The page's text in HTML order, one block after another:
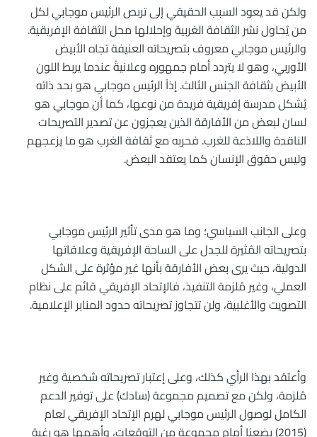
ولكن قد يعود السبب الحقيقي إلى تربص الرئيس موجابي لكل
من يُحاول نشر الثقافة الغربية وإحلالها محل الثقافة الإفريقية.
والرئيس موجابي معروف بتصريحاته العنيفة تجاه الأبيض
الأوربي، وهو لا يتردد أمام جمهوره وعلانيةً عندما يربط اللون
الأبيض بثقافة الجنس الثالث. إذاً الرئيس موجابي هو بحد ذاته
يُشكل مدرسة إفريقية فريدة من نوعها، كما أن موجابي هو
لسان لبعض من الأفارقة الذين يعجزون عن تصدير التصريحات
الناقدة واللاذعة للغرب. فحربه مع ثقافة الغرب هو ما يزعجهم
وليس حقوق الإنسان كما يعتقد البعض.
وعلى الجانب السياسي؛ وما هو مدى تأثير الرئيس موجابي
بتصريحاته المُثيرة للجدل على الساحة الإفريقية وعلاقاتها
الدولية، حيث يرى بعض الأفارقة بأنها غير مؤثرة على الشكل
العملي، وغير مُلزمة التنفيذ، فالإتحاد الإفريقي قائم على نظام
التصويت والأغلبية، ولن تتجاوز تصريحاته حدود المنابر الإعلامية.
وأعتقد بهذا الرأي كذلك، وعلى إعتبار تصريحاته شخصية وغير
مُلزمة، ولكن مع تصميم مجموعة (سادك) على توفير الدعم
الكامل لوصول الرئيس موجابي لهرم الإتحاد الإفريقي لعام
(2015) يضعنا أمام مجموعة من التوقعات، وأهمها هو رغبة